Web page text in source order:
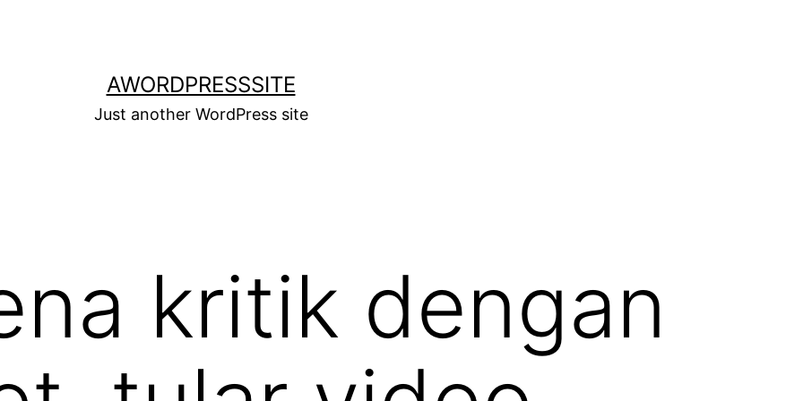
AWORDPRESSSITE
Just another WordPress site
kritik dengan